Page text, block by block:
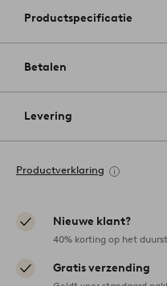
Productspecificatie
Betalen
Levering
Productverklaring
Nieuwe klant?
40% korting op het
Gratis verzending